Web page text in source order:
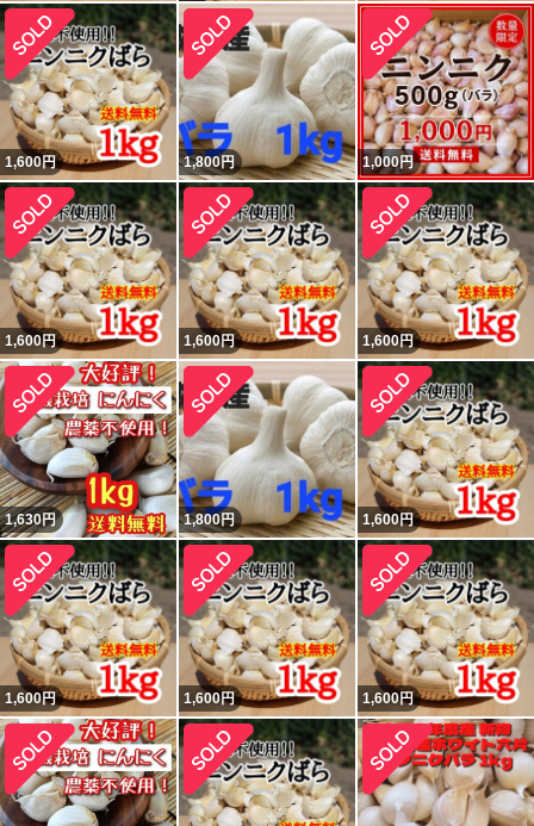
1,600円 1,800円 1,000円
1,600円 1,600円 1,600円
1,630円 1,800円 1,600円
1,600円 1,600円 1,600円